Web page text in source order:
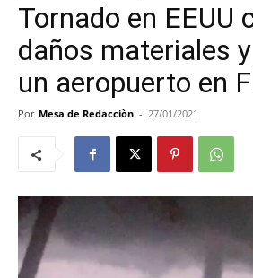
Tornado en EEUU
daños materiales
un aeropuerto en
Por Mesa de Redacciòn - 27/01/2021